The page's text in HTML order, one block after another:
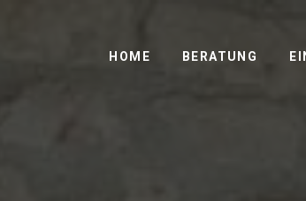
HOME BERATUNG